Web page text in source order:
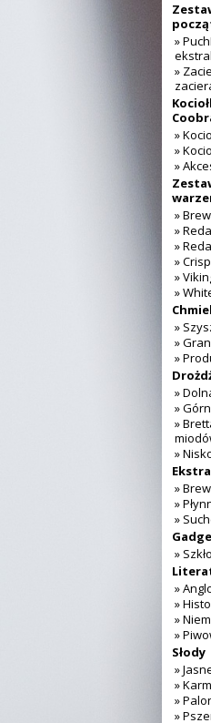
»
»
»
»
»
»
»
»
»
»
»
»
»
»
»
»
»
»
»
»
»
»
»
»
»
»
Słody
»
»
»
»